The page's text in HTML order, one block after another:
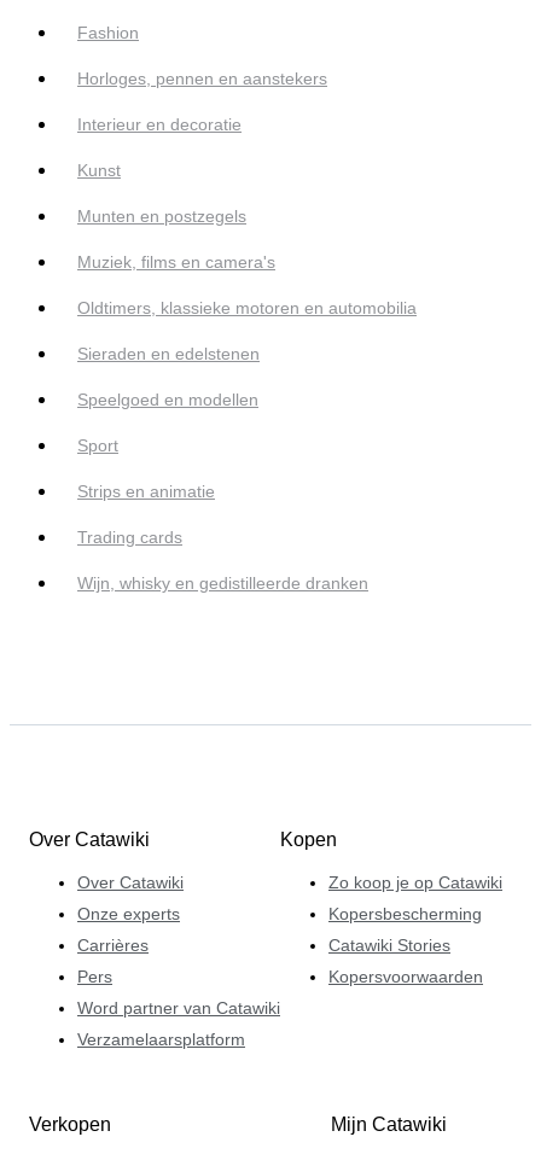
Fashion
Horloges, pennen en aanstekers
Interieur en decoratie
Kunst
Munten en postzegels
Muziek, films en camera's
Oldtimers, klassieke motoren en automobilia
Sieraden en edelstenen
Speelgoed en modellen
Sport
Strips en animatie
Trading cards
Wijn, whisky en gedistilleerde dranken
Over Catawiki
Over Catawiki
Onze experts
Carrières
Pers
Word partner van Catawiki
Verzamelaarsplatform
Kopen
Zo koop je op Catawiki
Kopersbescherming
Catawiki Stories
Kopersvoorwaarden
Verkopen Mijn Catawiki